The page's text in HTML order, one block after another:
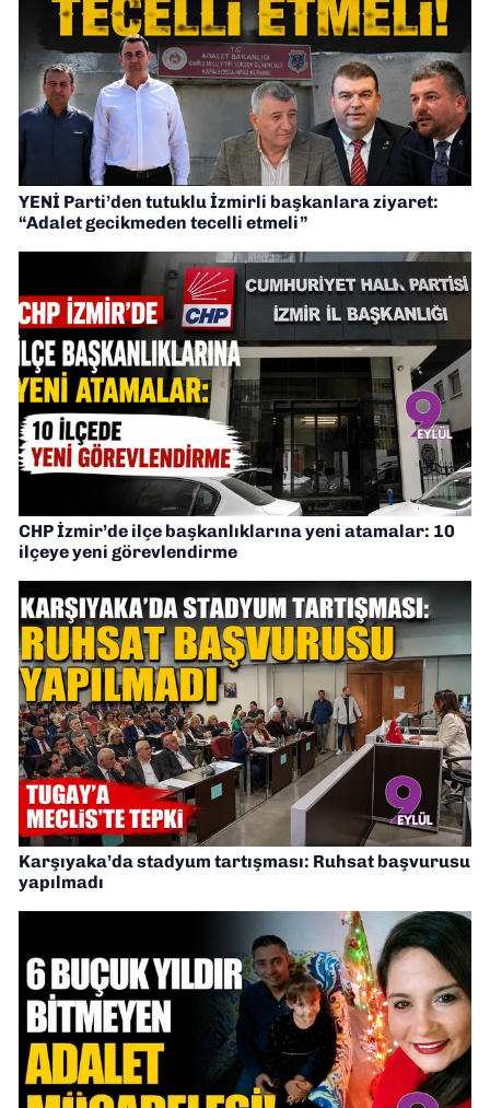
YENİ Parti’den tutuklu İzmirli başkanlara ziyaret:
“Adalet gecikmeden tecelli etmeli”
CHP İzmir’de ilçe başkanlıklarına yeni atamalar: 10
ilçeye yeni görevlendirme
Karşıyaka’da stadyum tartışması: Ruhsat başvurusu
yapılmadı